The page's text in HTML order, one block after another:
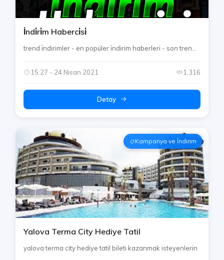
İndi̇ri̇m Haberci̇si̇
trend i̇ndirimler - en popüler i̇ndirim haberleri - son tren...
15:27 - 24 Nisan 2021 1.316
Detay
Kampanya ve İndirim
Yalova Terma City Hediye Tatil
yalova terma city hediye tatil bileti kazanmak isteyenlerin